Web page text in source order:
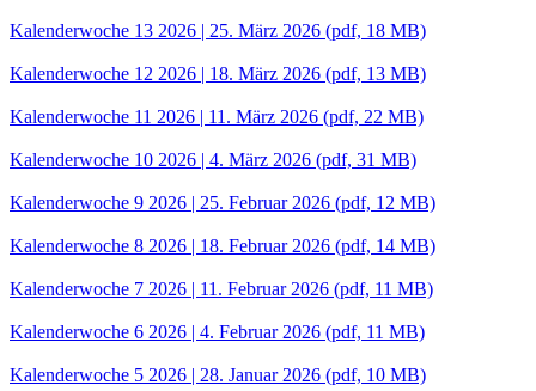
Kalenderwoche 13 2026 | 25. März 2026 (pdf, 18 MB)
Kalenderwoche 12 2026 | 18. März 2026 (pdf, 13 MB)
Kalenderwoche 11 2026 | 11. März 2026 (pdf, 22 MB)
Kalenderwoche 10 2026 | 4. März 2026 (pdf, 31 MB)
Kalenderwoche 9 2026 | 25. Februar 2026 (pdf, 12 MB)
Kalenderwoche 8 2026 | 18. Februar 2026 (pdf, 14 MB)
Kalenderwoche 7 2026 | 11. Februar 2026 (pdf, 11 MB)
Kalenderwoche 6 2026 | 4. Februar 2026 (pdf, 11 MB)
Kalenderwoche 5 2026 | 28. Januar 2026 (pdf, 10 MB)